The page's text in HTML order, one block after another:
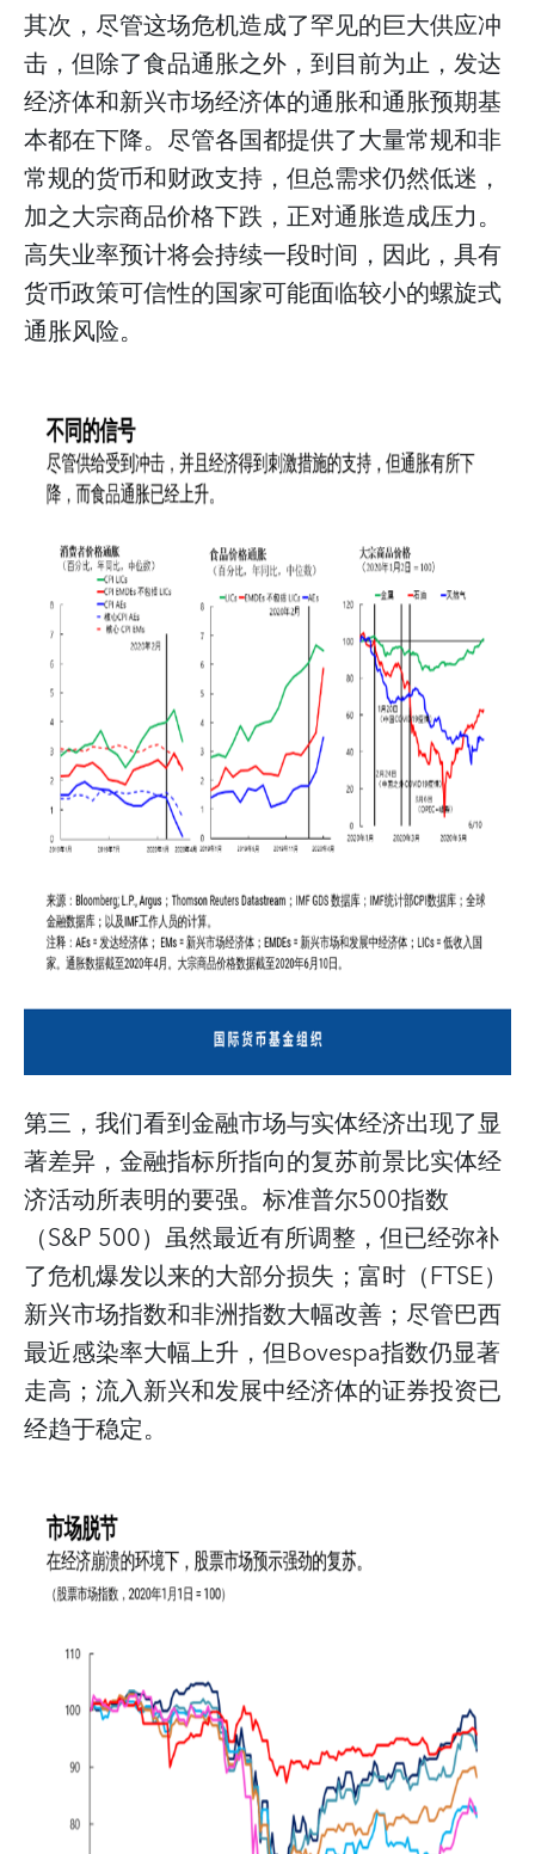
其次，尽管这场危机造成了罕见的巨大供应冲
击，但除了食品通胀之外，到目前为止，发达
经济体和新兴市场经济体的通胀和通胀预期基
本都在下降。尽管各国都提供了大量常规和非
常规的货币和财政支持，但总需求仍然低迷，
加之大宗商品价格下跌，正对通胀造成压力。
高失业率预计将会持续一段时间，因此，具有
货币政策可信性的国家可能面临较小的螺旋式
通胀风险。
第三，我们看到金融市场与实体经济出现了显
著差异，金融指标所指向的复苏前景比实体经
济活动所表明的要强。标准普尔500指数
（S&P 500）虽然最近有所调整，但已经弥补
了危机爆发以来的大部分损失；富时（FTSE）
新兴市场指数和非洲指数大幅改善；尽管巴西
最近感染率大幅上升，但Bovespa指数仍显著
走高；流入新兴和发展中经济体的证券投资已
经趋于稳定。